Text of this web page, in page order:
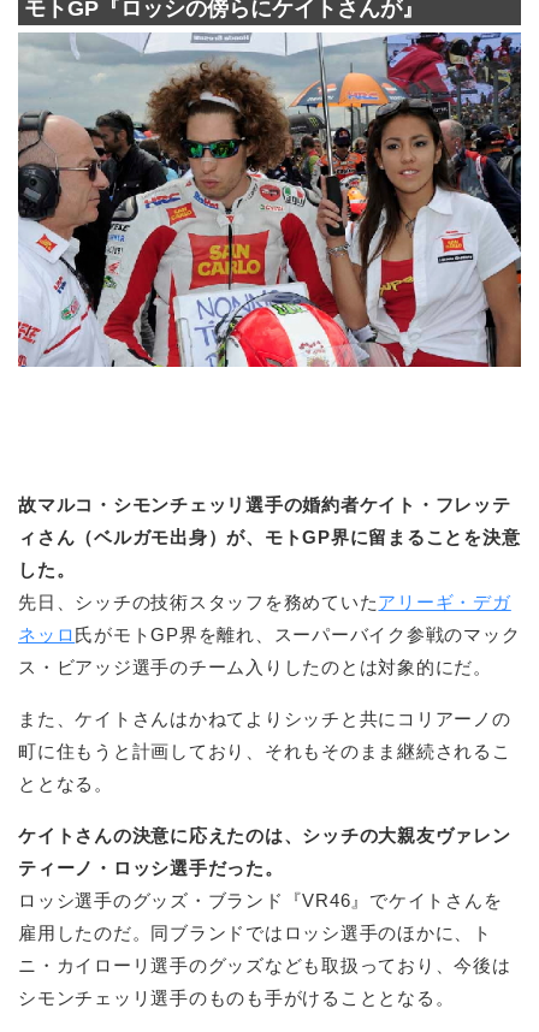
モトGP『ロッシの傍らにケイトさんが』
故マルコ・シモンチェッリ選手の婚約者ケイト・フレッテ
ィさん（ベルガモ出身）が、モトGP界に留まることを決意
した。
先日、シッチの技術スタッフを務めていたアリーギ・デガ
ネッロ氏がモトGP界を離れ、スーパーバイク参戦のマック
ス・ビアッジ選手のチーム入りしたのとは対象的にだ。
また、ケイトさんはかねてよりシッチと共にコリアーノの
町に住もうと計画しており、それもそのまま継続されるこ
ととなる。
ケイトさんの決意に応えたのは、シッチの大親友ヴァレン
ティーノ・ロッシ選手だった。
ロッシ選手のグッズ・ブランド『VR46』でケイトさんを
雇用したのだ。同ブランドではロッシ選手のほかに、ト
ニ・カイローリ選手のグッズなども取扱っており、今後は
シモンチェッリ選手のものも手がけることとなる。